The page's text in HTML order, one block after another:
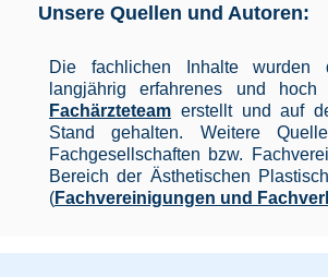
Unsere Quellen und Autoren:
Die fachlichen Inhalte wurden
langjährig erfahrenes und hoch
Fachärzteteam erstellt und auf
Stand gehalten. Weitere
Fachgesellschaften bzw.
Bereich der Ästhetischen
(Fachvereinigungen und